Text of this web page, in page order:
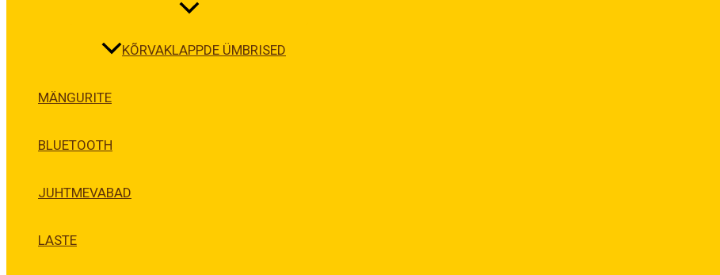
KÕRVAKLAPPDE ÜMBRISED
MÄNGURITE
BLUETOOTH
JUHTMEVABAD
LASTE